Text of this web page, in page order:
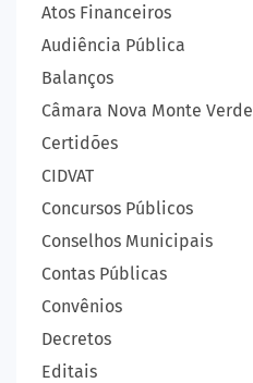
Atos Financeiros
Audiência Pública
Balanços
Câmara Nova Monte Verde
Certidões
CIDVAT
Concursos Públicos
Conselhos Municipais
Contas Públicas
Convênios
Decretos
Editais